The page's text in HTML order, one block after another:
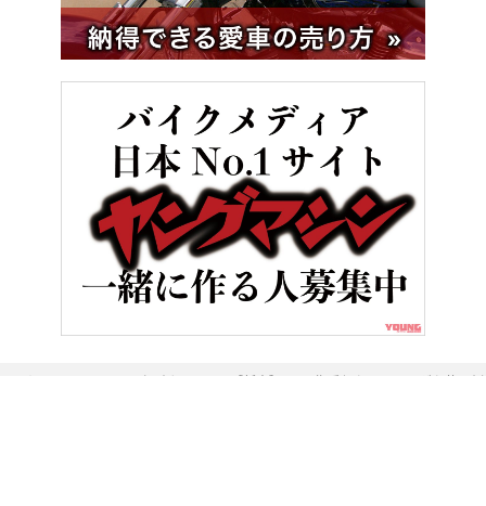
バイク／オートバイ［新車］ 街乗りもツーリングも使い